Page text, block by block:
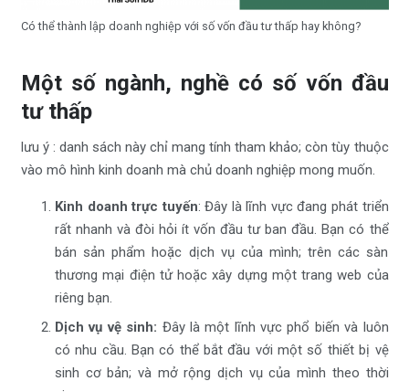
Có thể thành lập doanh nghiệp với số vốn đầu tư thấp hay không?
Một số ngành, nghề có số vốn đầu
tư thấp
lưu ý : danh sách này chỉ mang tính tham khảo; còn tùy thuộc
vào mô hình kinh doanh mà chủ doanh nghiệp mong muốn.
Kinh doanh trực tuyến: Đây là lĩnh vực đang phát triển
rất nhanh và đòi hỏi ít vốn đầu tư ban đầu. Bạn có thể
bán sản phẩm hoặc dịch vụ của mình; trên các sàn
thương mại điện tử hoặc xây dựng một trang web của
riêng bạn.
Dịch vụ vệ sinh: Đây là một lĩnh vực phổ biến và luôn
có nhu cầu. Bạn có thể bắt đầu với một số thiết bị vệ
sinh cơ bản; và mở rộng dịch vụ của mình theo thời